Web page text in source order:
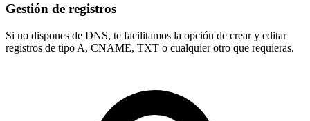
Gestión de registros
Si no dispones de DNS, te facilitamos la opción de crear y editar
registros de tipo A, CNAME, TXT o cualquier otro que requieras.